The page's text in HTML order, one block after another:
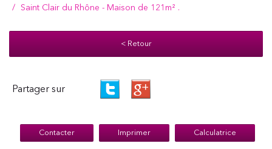
Saint Clair du Rhône - Maison de 121m² .
< Retour
Partager sur
Contacter Imprimer Calculatrice